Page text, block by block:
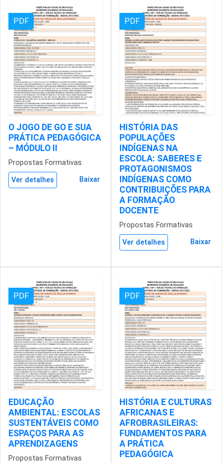
PDF
O JOGO DE GO E SUA
PRÁTICA PEDAGÓGICA
– MÓDULO II
Propostas Formativas
Ver detalhes Baixar
PDF
HISTÓRIA DAS
POPULAÇÕES
INDÍGENAS NA
ESCOLA: SABERES E
PROTAGONISMOS
INDÍGENAS COMO
CONTRIBUIÇÕES PARA
A FORMAÇÃO
DOCENTE
Propostas Formativas
Ver detalhes Baixar
PDF
EDUCAÇÃO
AMBIENTAL: ESCOLAS
SUSTENTÁVEIS COMO
ESPAÇOS PARA AS
APRENDIZAGENS
Propostas Formativas
PDF
HISTÓRIA E CULTURAS
AFRICANAS E
AFROBRASILEIRAS:
FUNDAMENTOS PARA
A PRÁTICA
PEDAGÓGICA